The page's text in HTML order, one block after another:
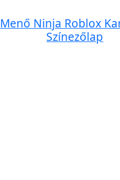
Menő Ninja Roblox
Színezőlap